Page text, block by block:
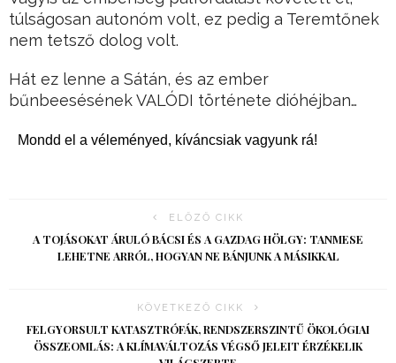
túlságosan autonóm volt, ez pedig a Teremtőnek
nem tetsző dolog volt.
Hát ez lenne a Sátán, és az ember
bűnbeesésének VALÓDI története dióhéjban…
Mondd el a véleményed, kíváncsiak vagyunk rá!
ELŐZŐ CIKK
A TOJÁSOKAT ÁRULÓ BÁCSI ÉS A GAZDAG HÖLGY: TANMESE
LEHETNE ARRÓL, HOGYAN NE BÁNJUNK A MÁSIKKAL
KÖVETKEZŐ CIKK
FELGYORSULT KATASZTRÓFÁK, RENDSZERSZINTŰ ÖKOLÓGIAI
ÖSSZEOMLÁS: A KLÍMAVÁLTOZÁS VÉGSŐ JELEIT ÉRZÉKELIK